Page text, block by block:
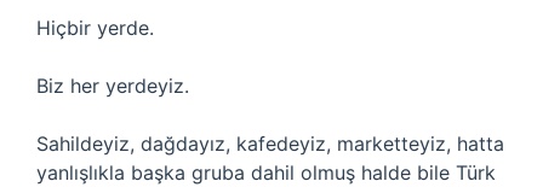
Hiçbir yerde.
Biz her yerdeyiz.
Sahildeyiz, dağdayız, kafedeyiz, marketteyiz, hatta
yanlışlıkla başka gruba dahil olmuş halde bile Türk